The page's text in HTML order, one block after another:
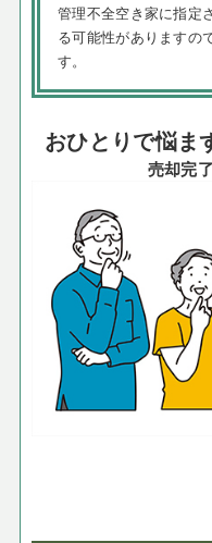
管理不全空き家に指定
る可能性がありますの
す。
おひとりで悩ま
売却完